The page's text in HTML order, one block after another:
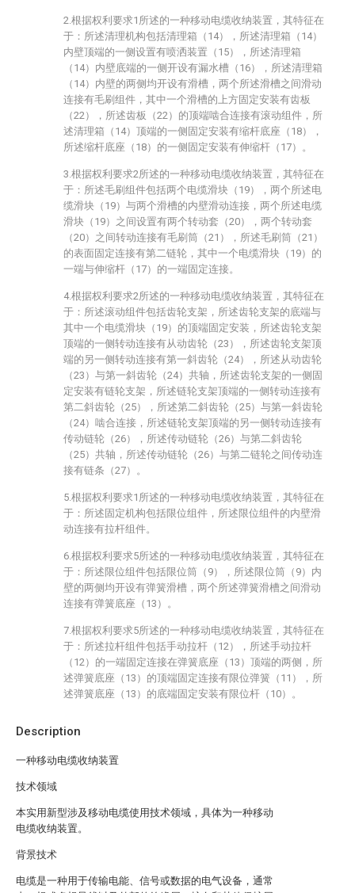
Description
一种移动电缆收纳装置
技术领域
本实用新型涉及移动电缆使用技术领域，具体为一种移动
电缆收纳装置。
背景技术
电缆是一种用于传输电能、信号或数据的电气设备，通常
2.根据权利要求1所述的一种移动电缆收纳装置，其特征在
于：所述清理机构包括清理箱（14），所述清理箱（14）
内壁顶端的一侧设置有喷洒装置（15），所述清理箱
（14）内壁底端的一侧开设有漏水槽（16），所述清理箱
（14）内壁的两侧均开设有滑槽，两个所述滑槽之间滑动
连接有毛刷组件，其中一个滑槽的上方固定安装有齿板
（22），所述齿板（22）的顶端啮合连接有滚动组件，所
述清理箱（14）顶端的一侧固定安装有缩杆底座（18），
所述缩杆底座（18）的一侧固定安装有伸缩杆（17）。
3.根据权利要求2所述的一种移动电缆收纳装置，其特征在
于：所述毛刷组件包括两个电缆滑块（19），两个所述电
缆滑块（19）与两个滑槽的内壁滑动连接，两个所述电缆
滑块（19）之间设置有两个转动套（20），两个转动套
（20）之间转动连接有毛刷筒（21），所述毛刷筒（21）
的表面固定连接有第二链轮，其中一个电缆滑块（19）的
一端与伸缩杆（17）的一端固定连接。
4.根据权利要求2所述的一种移动电缆收纳装置，其特征在
于：所述滚动组件包括齿轮支架，所述齿轮支架的底端与
其中一个电缆滑块（19）的顶端固定安装，所述齿轮支架
顶端的一侧转动连接有从动齿轮（23），所述齿轮支架顶
端的另一侧转动连接有第一斜齿轮（24），所述从动齿轮
（23）与第一斜齿轮（24）共轴，所述齿轮支架的一侧固
定安装有链轮支架，所述链轮支架顶端的一侧转动连接有
第二斜齿轮（25），所述第二斜齿轮（25）与第一斜齿轮
（24）啮合连接，所述链轮支架顶端的另一侧转动连接有
传动链轮（26），所述传动链轮（26）与第二斜齿轮
（25）共轴，所述传动链轮（26）与第二链轮之间传动连
接有链条（27）。
5.根据权利要求1所述的一种移动电缆收纳装置，其特征在
于：所述固定机构包括限位组件，所述限位组件的内壁滑
动连接有拉杆组件。
6.根据权利要求5所述的一种移动电缆收纳装置，其特征在
于：所述限位组件包括限位筒（9），所述限位筒（9）内
壁的两侧均开设有弹簧滑槽，两个所述弹簧滑槽之间滑动
连接有弹簧底座（13）。
7.根据权利要求5所述的一种移动电缆收纳装置，其特征在
于：所述拉杆组件包括手动拉杆（12），所述手动拉杆
（12）的一端固定连接在弹簧底座（13）顶端的两侧，所
述弹簧底座（13）的顶端固定连接有限位弹簧（11），所
述弹簧底座（13）的底端固定安装有限位杆（10）。